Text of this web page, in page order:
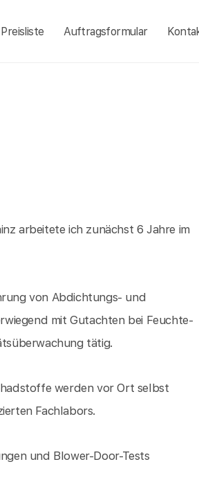
Auftragsformular
arbeitete ich zunächst 6 Jahre im
von Abdichtungs- und
mit Gutachten bei Feuchte-
tätig.
werden vor Ort selbst
Fachlabors.
und Blower-Door-Tests